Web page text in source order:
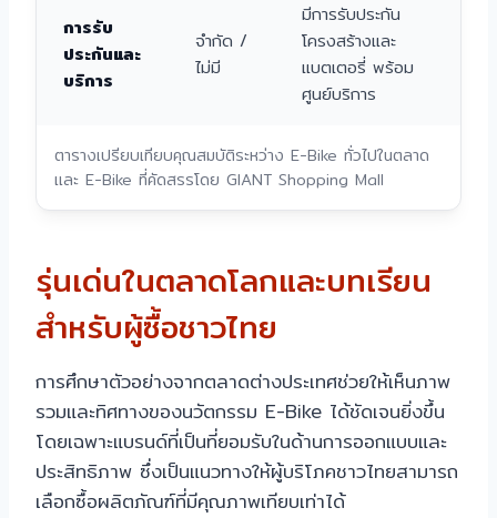
ตารางเปรียบเทียบคุณสมบัติระหว่าง E-Bike ทั่วไปในตลาด
และ E-Bike ที่คัดสรรโดย GIANT Shopping Mall
การรับ
ประกันและ
บริการ
จำกัด /
ไม่มี
มีการรับประกัน
โครงสร้างและ
แบตเตอรี่ พร้อม
ศูนย์บริการ
รุ่นเด่นในตลาดโลกและบทเรียน
สำหรับผู้ซื้อชาวไทย
การศึกษาตัวอย่างจากตลาดต่างประเทศช่วยให้เห็นภาพ
รวมและทิศทางของนวัตกรรม E-Bike ได้ชัดเจนยิ่งขึ้น
โดยเฉพาะแบรนด์ที่เป็นที่ยอมรับในด้านการออกแบบและ
ประสิทธิภาพ ซึ่งเป็นแนวทางให้ผู้บริโภคชาวไทยสามารถ
เลือกซื้อผลิตภัณฑ์ที่มีคุณภาพเทียบเท่าได้